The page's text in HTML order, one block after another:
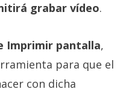
grabar vídeo.
Imprimir pantalla,
para que el
con dicha